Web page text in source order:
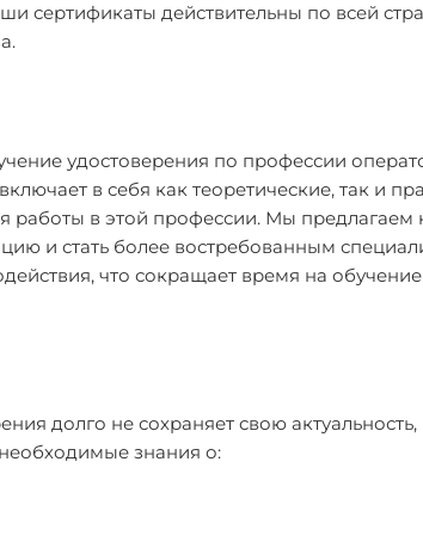
сертификаты действительны по всей
удостоверения по профессии
в себя как теоретические, так и
работы в этой профессии. Мы предлагаем
и стать более востребованным
что сокращает время на
долго не сохраняет свою
знания о: